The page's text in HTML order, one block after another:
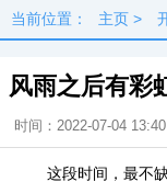
当前位置： 主页 >
风雨之后有彩
时间：2022-07-04 13:40
这段时间，最不